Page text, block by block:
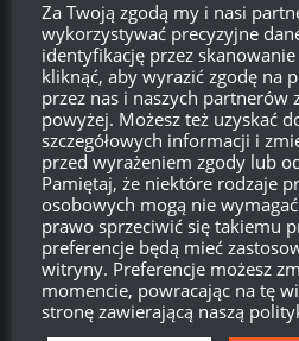
byle gówno (zresztą było to widać
dysproporcje premek do liczby
naszych „Youtuberów” nie
warte nawet połowy ceny, gdzie
jest ujowe to oni to po prostu
polski muszą płacić za to, że ich
lepsze zarobki co osobiście
uwage zysk netto Wargaming’u.
0 Odpowiedz
glus1321
Reply to stary
Za Twoją zgodą my i nasi
wykorzystywać precyzyjne
identyfikację przez
kliknąć, aby wyrazić zgodę na
przez nas i naszych partnerów
powyżej. Możesz też uzyskać
szczegółowych informacji i
przed wyrażeniem zgody lub
Pamiętaj, że niektóre rodzaje
osobowych mogą nie
prawo sprzeciwić się takiemu
preferencje będą mieć
witryny. Preferencje możesz
momencie, powracając na tę
stronę zawierającą naszą